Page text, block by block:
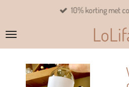
naar
de
10% korting met